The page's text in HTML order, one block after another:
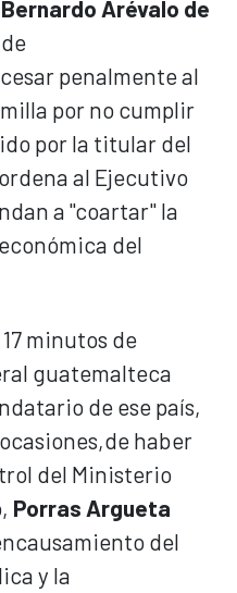
Bernardo Arévalo de
penalmente al
por no cumplir
por la titular del
al Ejecutivo
a "coartar" la
del
minutos de
guatemalteca
de ese país,
haber
del Ministerio
Porras Argueta
del
y la